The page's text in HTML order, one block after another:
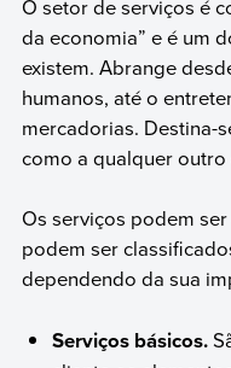
O setor de serviços é
da economia” e é um
existem. Abrange
humanos, até o
mercadorias. Destina-
como a qualquer
Os serviços podem
podem ser
dependendo da sua
Serviços básicos.